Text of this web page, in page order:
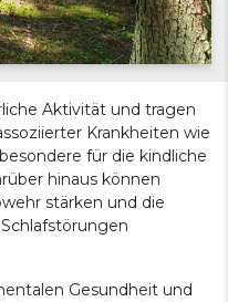
Aktivität und tragen
Krankheiten wie
für die kindliche
hinaus können
stärken und die
Gesundheit und